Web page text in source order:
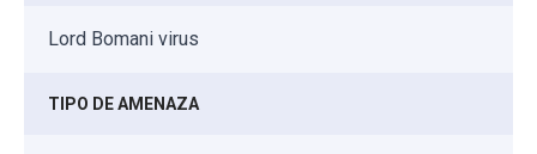
Lord Bomani virus
TIPO DE AMENAZA